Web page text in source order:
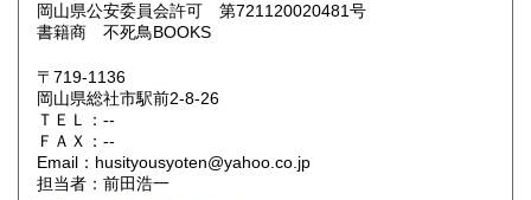
滋賀県 300円
大阪府 300円
奈良県
鳥取県
岡山県公安委員会許可 第721120020481号
書籍商 不死鳥BOOKS
〒719-1136
岡山県総社市駅前2-8-26
ＴＥＬ：--
ＦＡＸ：--
Email：husityousyoten@yahoo.co.jp
担当者：前田浩一